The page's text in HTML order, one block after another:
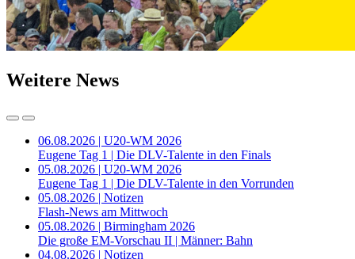
Weitere News
06.08.2026 | U20-WM 2026
Eugene Tag 1 | Die DLV-Talente in den Finals
05.08.2026 | U20-WM 2026
Eugene Tag 1 | Die DLV-Talente in den Vorrunden
05.08.2026 | Notizen
Flash-News am Mittwoch
05.08.2026 | Birmingham 2026
Die große EM-Vorschau II | Männer: Bahn
04.08.2026 | Notizen